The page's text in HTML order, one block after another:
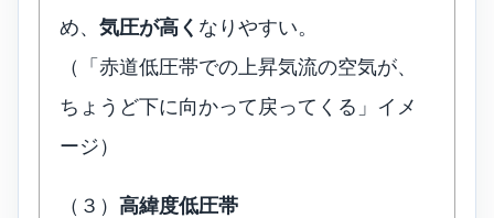
め、 気圧が高く なりやすい。
（「赤道低圧帯での上昇気流の空気が、
ちょうど下に向かって戻ってくる」イメ
ージ）
（３） 高緯度低圧帯